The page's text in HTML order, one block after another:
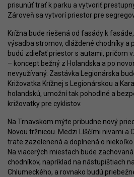
prisunúť trať k parku a vytvoriť
Zároveň sa vytvorí priestor pre
Krížna bude riešená od fasády k
výsadba stromov, dláždené chodníky a
budú zdieľať priestor s autami, pričom
– koncept bežný z Holandska a po
nevyužívaný. Zastávka Legionárska
Križovatka Krížnej s Legionárskou a
holandskú, umožní tak pohodlné a
križovatky pre cyklistov.
Na Trnavskom mýte pribudne nový
Novou tržnicou. Medzi Líščími nivami a
trate zazelenená a doplnená o
Na viacerých miestach bude
chodníkov, napríklad na nástupištiach
Chlumeckého, a rovnako budú